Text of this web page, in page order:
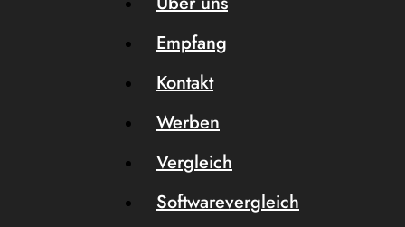
Empfang
Kontakt
Werben
Vergleich
Softwarevergleich